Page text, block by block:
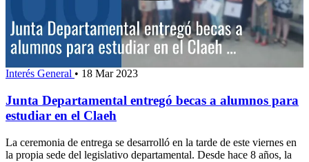
Interés General • 18 Mar 2023
Junta Departamental entregó becas a alumnos para
estudiar en el Claeh
La ceremonia de entrega se desarrolló en la tarde de este viernes en
la propia sede del legislativo departamental. Desde hace 8 años, la